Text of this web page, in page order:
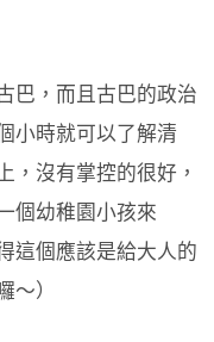
巴，而且古巴的政治
小時就可以了解清
，沒有掌控的很好，
個幼稚園小孩來
這個應該是給大人的
～）